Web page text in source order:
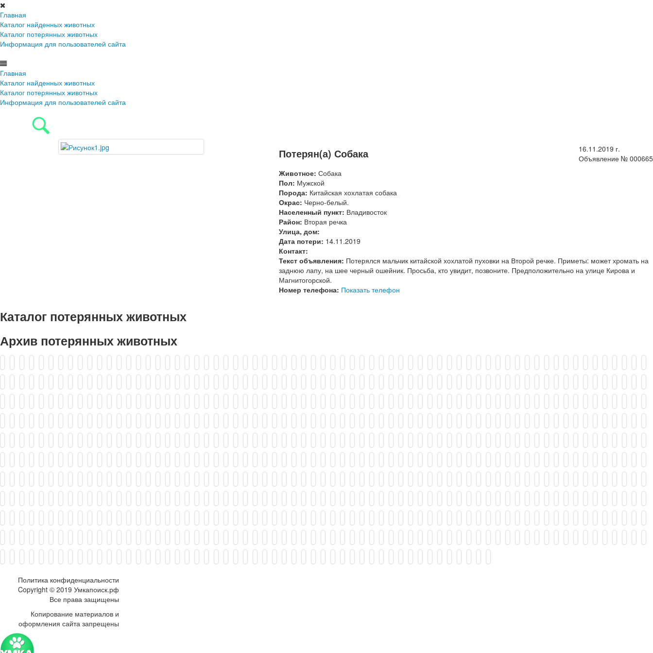
Главная
Каталог найденных животных
Каталог потерянных животных
Информация для пользователей сайта
Главная
Каталог найденных животных
Каталог потерянных животных
Информация для пользователей сайта
16.11.2019 г.
Объявление № 000665
Потерян(а) Собака
Животное:Собака
Пол: Мужской
Порода: Китайская хохлатая собака
Окрас: Черно-белый.
Населенный пункт: Владивосток
Район: Вторая речка
Улица, дом:
Дата потери: 14.11.2019
Контакт:
Текст объявления: Потерялся мальчик китайской хохлатой пуховки на Второй речке. Приметы: может хромать на
заднюю лапу, на шее черный ошейник. Просьба, кто увидит, позвоните. Предположительно на улице Кирова и
Магнитогорской.
Номер телефона: Показать телефон
Каталог потерянных животных
Архив потерянных животных
Политика конфиденциальности
Copyright © 2019 Умкапоиск.рф
Все права защищены
Копирование материалов и
оформления сайта запрещены